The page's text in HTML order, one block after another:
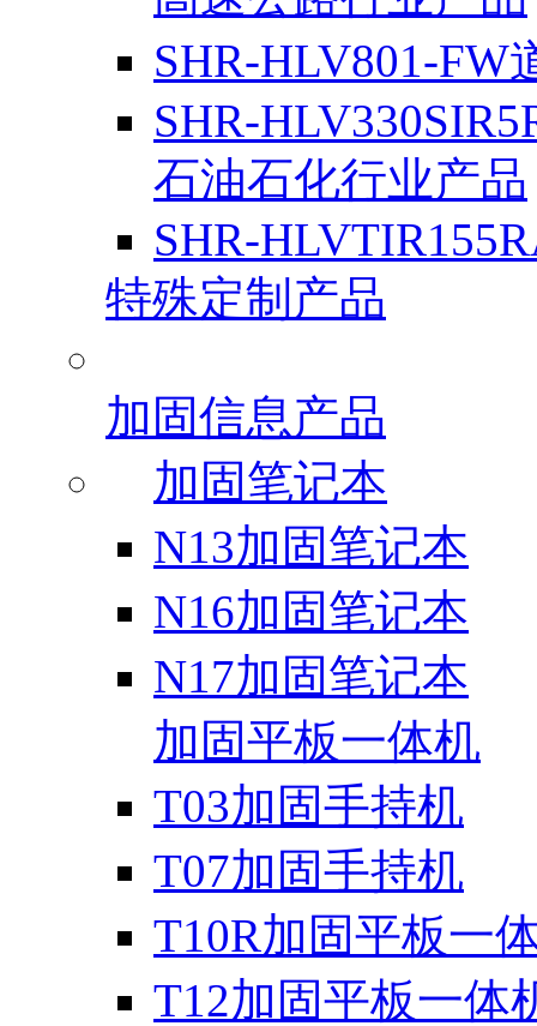
SHR-HLV801-
SHR-
石油石化行业产品
SHR-
特殊定制产品
加固信息产品
加固笔记本
N13加固笔记本
N16加固笔记本
N17加固笔记本
加固平板一体机
T03加固手持机
T07加固手持机
T10R加固平板一
T12加固平板一体